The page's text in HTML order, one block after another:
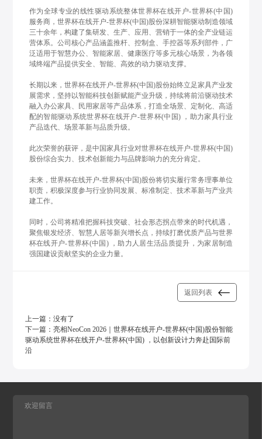
作为全球专业的线性驱动系统整体世界杯在线开户-世界杯(中国)
服务商，世界杯在线开户-世界杯(中国)股份深耕智能驱动制造领域
三十余年，构建了集研发、生产、应用、营销于一体的全产业链运
营体系。公司核心产品涵盖推杆、控制盒、手控器等系列部件，广
泛适用于智慧办公、智能家居、健康医疗等多元核心场景，为各领
域终端产品提供安全、智能、高效的动力驱动支撑。
长期以来，世界杯在线开户-世界杯(中国)股份始终立足家具产业发
展需求，坚持以智能科技创新赋能产业升级，持续将前沿驱动技术
融入办公家具、民用家居等产品体系，打造全场景、定制化、高适
配的智能驱动系统世界杯在线开户-世界杯(中国) ，助力家具行业
产品迭代、场景革新与品质升级。
此次荣誉的获评，是中国家具行业对世界杯在线开户-世界杯(中国)
股份综合实力、技术创新能力与品牌影响力的充分肯定。
未来，世界杯在线开户-世界杯(中国)股份将切实履行常务理事单位
职责，积极深度参与行业协同发展、标准制定、技术革新与产业共
建工作。
同时，公司将精准把握科技突破、社会形态拐点带来的时代机遇，
聚焦银发经济、智慧人居等新兴增长点，持续打磨优质产品与世界
杯在线开户-世界杯(中国) ，助力人居生活品质提升，为家居制造
强国建设贡献坚实的企业力量。
返回列表
上一篇： 没有了
下一篇： 亮相NeoCon 2026｜世界杯在线开户-世界杯(中国)股份智能
驱动系统世界杯在线开户-世界杯(中国) ，以创新设计力奔赴国际前
沿